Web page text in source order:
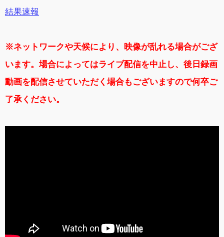
結果速報
※ネットワークや天候により、映像が乱れる場合がござ
います。場合によってはライブ配信を中止し、後日録画
動画を配信させていただく場合もございますので何卒ご
了承ください。